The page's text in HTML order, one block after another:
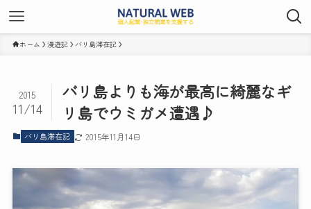
ホーム 漫遊記 バリ島滞在記
バリ島よりも海が最高に綺麗なギ
リ島でウミガメ遭遇♪
2015
11/14
バリ島滞在記 2015年11月14日